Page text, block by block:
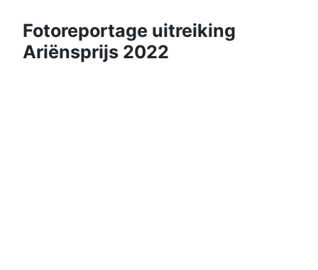
Fotoreportage uitreiking
Ariënsprijs 2022